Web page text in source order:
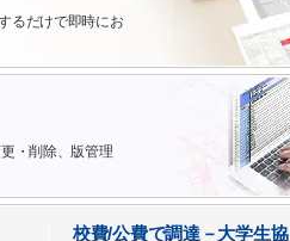
るだけで即時にお
・削除、版管理
校費/公費で調達－大学生協